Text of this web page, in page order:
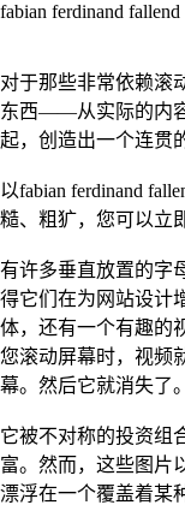
fabian ferdinand fallend
对于那些非常依赖滚
东西——从实际的内
起，创造出一个连贯
以fabian ferdinand
糙、粗犷，您可以立
有许多垂直放置的字
得它们在为网站设计
体，还有一个有趣的
您滚动屏幕时，视频
幕。然后它就消失了。
它被不对称的投资组
富。然而，这些图片
漂浮在一个覆盖着某